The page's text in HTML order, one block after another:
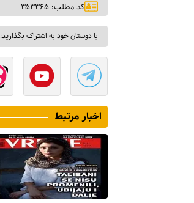
کد مطلب: ۳۵۳۳۶۵
با دوستان خود به اشتراک بگذارید:
اخبار مرتبط